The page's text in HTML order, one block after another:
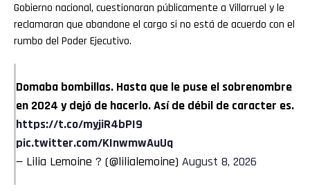
Gobierno nacional, cuestionaran públicamente a Villarruel y le
reclamaran que abandone el cargo si no está de acuerdo con el
rumbo del Poder Ejecutivo.
Domaba bombillas. Hasta que le puse el sobrenombre
en 2024 y dejó de hacerlo. Así de débil de caracter es.
https://t.co/myjiR4bPI9
pic.twitter.com/KInwmwAuUq
— Lilia Lemoine ? (@lilialemoine) August 8, 2026